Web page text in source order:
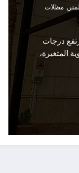
, مظلات
درجات
المتغيرة،